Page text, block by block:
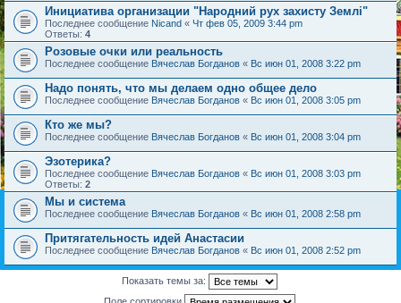
Инициатива организации "Народний рух захисту Землі"
Последнее сообщение Nicand « Чт фев 05, 2009 3:44 pm
Ответы: 4
Розовые очки или реальность
Последнее сообщение Вячеслав Богданов « Вс июн 01, 2008 3:22 pm
Надо понять, что мы делаем одно общее дело
Последнее сообщение Вячеслав Богданов « Вс июн 01, 2008 3:05 pm
Кто же мы?
Последнее сообщение Вячеслав Богданов « Вс июн 01, 2008 3:04 pm
Эзотерика?
Последнее сообщение Вячеслав Богданов « Вс июн 01, 2008 3:03 pm
Ответы: 2
Мы и система
Последнее сообщение Вячеслав Богданов « Вс июн 01, 2008 2:58 pm
Притягательность идей Анастасии
Последнее сообщение Вячеслав Богданов « Вс июн 01, 2008 2:52 pm
Показать темы за: